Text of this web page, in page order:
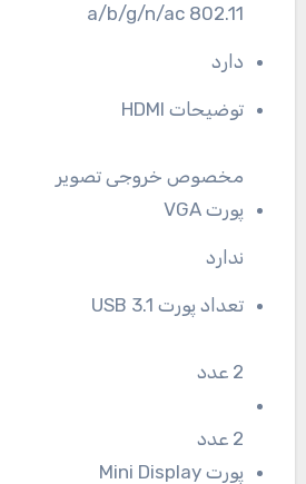
802.11 a/b/g/n/ac
دارد
توضیحات HDMI
مخصوص خروجی تصویر
پورت VGA
ندارد
تعداد پورت USB 3.1
2 عدد
2 عدد
پورت Mini Display